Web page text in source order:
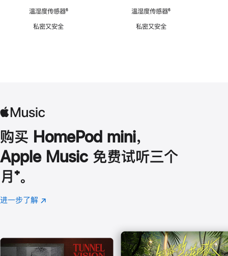
温湿度传感器脚
⁶
私密又安全
温湿度传感器脚
⁶
私密又安全
购买 HomePod mini，
Apple Music 免费试听三个
月 脚
注
⁺。
进一步了解 Apple
(在
口
中